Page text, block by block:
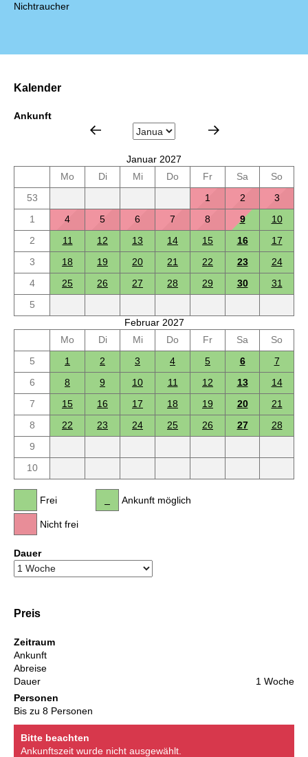
Nichtraucher
Kalender
Ankunft
Januar 2027
Mo
Di Mi Do Fr Sa
So
53
1 2
3
1
4 5 6 7 8 9
10
2
11 12 13 14 15 16
17
3
18 19 20 21 22 23
24
4
25 26 27 28 29 30
31
5
Februar 2027
Mo
Di Mi Do Fr Sa
So
5
1 2 3 4 5 6
7
6
8 9 10 11 12 13
14
7
15 16 17 18 19 20
21
8
22 23 24 25 26 27
28
9
10
Frei
Nicht frei
Ankunft möglich
Dauer
Preis
Zeitraum
Ankunft
Abreise
Dauer
1 Woche
Personen
Bis zu 8 Personen
Bitte beachten
Ankunftszeit wurde nicht ausgewählt.